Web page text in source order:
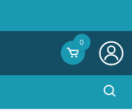
0